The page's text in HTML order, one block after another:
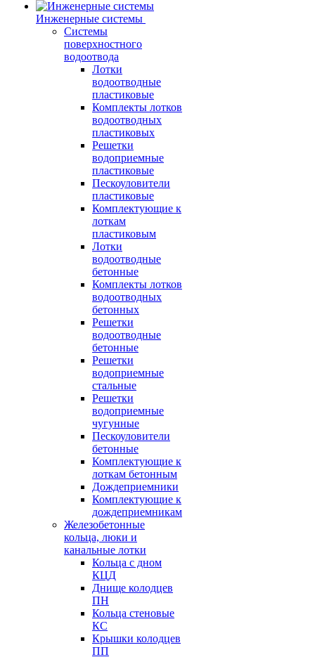
Инженерные системы
Системы
поверхностного
водоотвода
Лотки
водоотводные
пластиковые
Комплекты лотков
водоотводных
пластиковых
Решетки
водоприемные
пластиковые
Пескоуловители
пластиковые
Комплектующие к
лоткам
пластиковым
Лотки
водоотводные
бетонные
Комплекты лотков
водоотводных
бетонных
Решетки
водоотводные
бетонные
Решетки
водоприемные
стальные
Решетки
водоприемные
чугунные
Пескоуловители
бетонные
Комплектующие к
лоткам бетонным
Дождеприемники
Комплектующие к
дождеприемникам
Железобетонные
кольца, люки и
канальные лотки
Кольца с дном
КЦД
Днище колодцев
ПН
Кольца стеновые
КС
Крышки колодцев
ПП